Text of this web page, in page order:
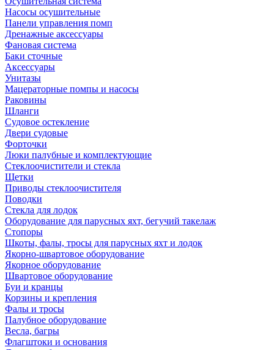
Насосы осушительные
Панели управления помп
Дренажные аксессуары
Фановая система
Баки сточные
Аксессуары
Унитазы
Мацераторные помпы и насосы
Раковины
Шланги
Судовое остекление
Двери судовые
Форточки
Люки палубные и комплектующие
Стеклоочистители и стекла
Щетки
Приводы стеклоочистителя
Поводки
Стекла для лодок
Оборудование для парусных яхт, бегучий такелаж
Стопоры
Шкоты, фалы, тросы для парусных яхт и лодок
Якорно-швартовое оборудование
Якорное оборудование
Швартовое оборудование
Буи и кранцы
Корзины и крепления
Фалы и тросы
Палубное оборудование
Весла, багры
Флагштоки и основания